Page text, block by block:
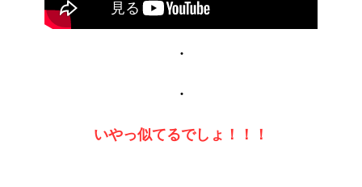
・
・
いやっ似てるでしょ！！！